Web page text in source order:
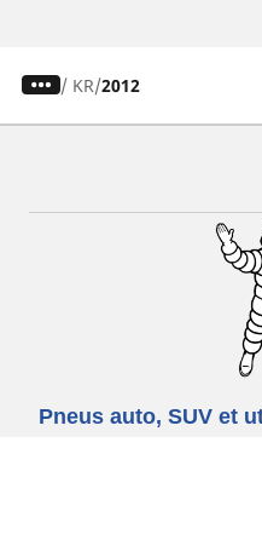
/ KR 2012
Pneus auto, SUV et